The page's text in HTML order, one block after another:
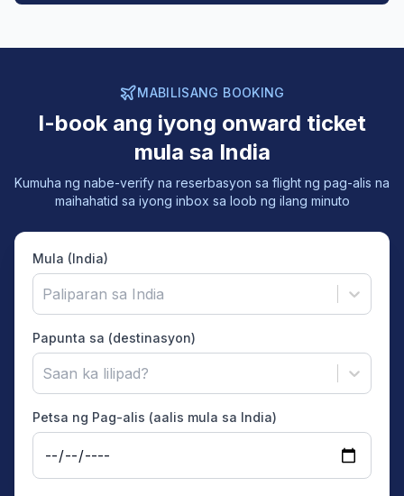
MABILISANG BOOKING
I-book ang iyong onward ticket
mula sa India
Kumuha ng nabe-verify na reserbasyon sa flight ng pag-alis na
maihahatid sa iyong inbox sa loob ng ilang minuto
Mula (India)
Paliparan sa India
Papunta sa (destinasyon)
Saan ka lilipad?
Petsa ng Pag-alis (aalis mula sa India)